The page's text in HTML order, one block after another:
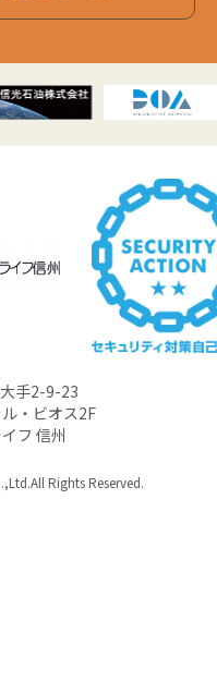
手2-9-23
・ビオス2F
フ 信州
Rights Reserved.